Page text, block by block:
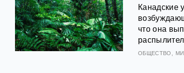
Канадские
что она
ОБЩЕСТВО